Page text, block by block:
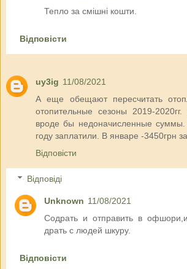
Тепло за смішні кошти.
Відповісти
uy3ig 11/08/2021
А еще обещают пересчитать
отопительные сезоны 2019-
вроде бы недоначисленные
году заплатили. В январе -3450грн
Відповісти
Відповіді
Unknown 11/08/2021
Содрать и отправить в
драть с людей шкуру.
Відповісти